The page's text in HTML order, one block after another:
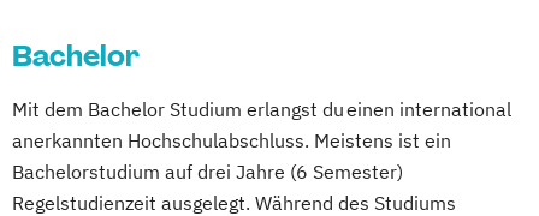
Bachelor
Mit dem Bachelor Studium erlangst du einen international
anerkannten Hochschulabschluss. Meistens ist ein
Bachelorstudium auf drei Jahre (6 Semester)
Regelstudienzeit ausgelegt. Während des Studiums